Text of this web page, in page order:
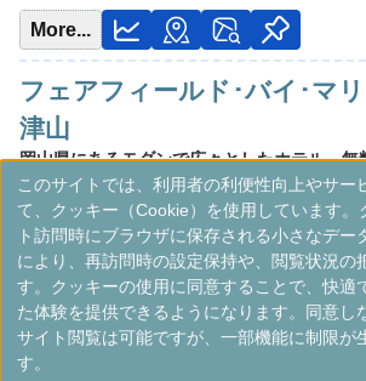
More...
フェアフィールド･バイ･マ
津山
岡山県にあるモダンで広々としたホテル。
日本中国岡山県
開業:2023年4
月
最低価格目安:￥8,264
JPY
情報
ト
Marriott Bonvoyで価格をみる 楽天トラベル
プラチナエリート特典：クラブラウンジなし,客室ア
ト未設置）
More...
（スイート含む）
このサイトでは、利用者の利便性向上やサー
て、クッキー（Cookie）を使用しています。
ト訪問時にブラウザに保存される小さなデー
により、再訪問時の設定保持や、閲覧状況の
す。クッキーの使用に同意することで、快適
た体験を提供できるようになります。同意し
サイト閲覧は可能ですが、一部機能に制限が
す。